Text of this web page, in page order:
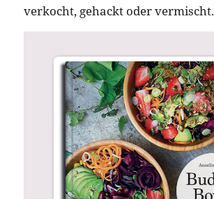
verkocht, gehackt oder vermischt.